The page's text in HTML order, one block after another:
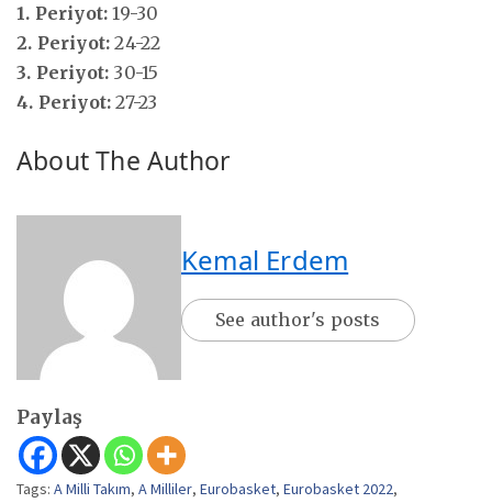
1. Periyot: 19-30
2. Periyot: 24-22
3. Periyot: 30-15
4. Periyot: 27-23
About The Author
Kemal Erdem
See author's posts
Paylaş
Tags: A Milli Takım, A Milliler, Eurobasket, Eurobasket 2022,